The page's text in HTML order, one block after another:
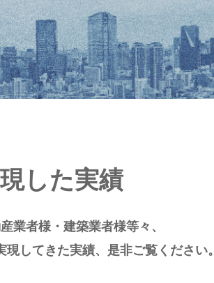
した実績
業者様・建築業者様等々、
してきた実績、是非ご覧ください。